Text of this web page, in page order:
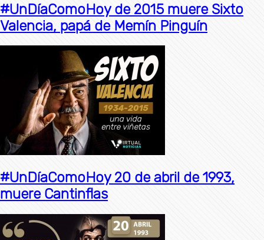
#UnDíaComoHoy de 2015 muere Sixto
Valencia, papá de Memín Pinguín
#UnDíaComoHoy 20 de abril de 1993,
muere Cantinflas